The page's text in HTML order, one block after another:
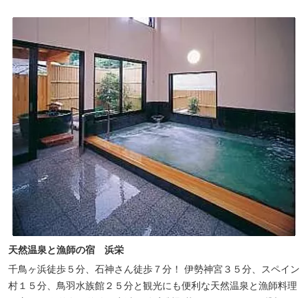
天然温泉と漁師の宿 浜栄
千鳥ヶ浜徒歩５分、石神さん徒歩７分！ 伊勢神宮３５分、スペイン
村１５分、鳥羽水族館２５分と観光にも便利な天然温泉と漁師料理